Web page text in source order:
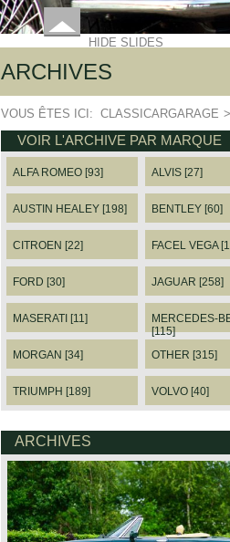
HIDE SLIDES
ARCHIVES
VOUS ÊTES ICI: CLASSICARGARAGE
VOIR L'ARCHIVE PAR MARQUE
ALFA ROMEO [93] ALVIS [27]
AUSTIN HEALEY [198] BENTLEY [60]
CITROEN [22] FACEL VEGA
FORD [30] JAGUAR [258]
MASERATI [11]
MERCEDES-
[115]
MORGAN [34] OTHER [315]
TRIUMPH [189] VOLVO [40]
ARCHIVES